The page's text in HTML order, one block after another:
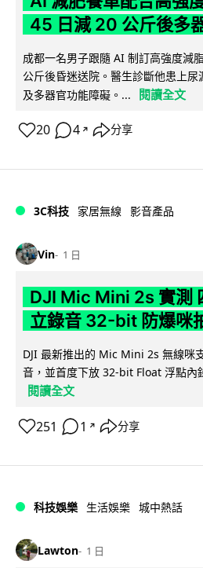
45 日減 20 公斤後多
成都一名男子跟隨 AI 制訂高強度減
公斤後昏迷送院。醫生診斷他患上
及多器官功能障礙。...
閱讀全文
20 4 ↗ 分享
3C科技 家居無線 影音產品
Vin 1 日
DJI Mic Mini 2s 實測
立錄音 32-bit 防爆咪
DJI 最新推出的 Mic Mini 2s 無線咪
音，並首度下放 32-bit Float 浮點內
閱讀全文
251 1 ↗ 分享
科技娛樂 生活娛樂 城中熱話
Lawton 1 日